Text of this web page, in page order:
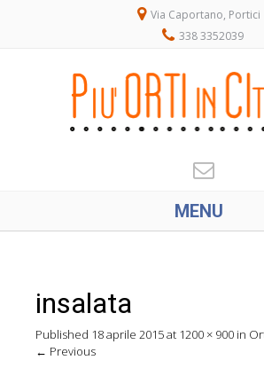
Via Caportano, Portici
338 3352039
MENU
insalata
Published 18 aprile 2015at 1200 × 900 in
← Previous